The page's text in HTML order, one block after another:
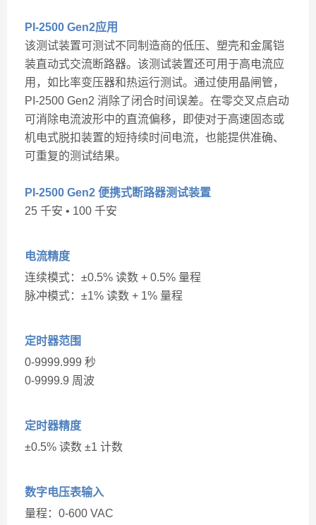
PI-2500 Gen2应用
该测试装置可测试不同制造商的低压、塑壳和金属铠
装直动式交流断路器。该测试装置还可用于高电流应
用，如比率变压器和热运行测试。通过使用晶闸管，
PI-2500 Gen2 消除了闭合时间误差。在零交叉点启动
可消除电流波形中的直流偏移，即使对于高速固态或
机电式脱扣装置的短持续时间电流，也能提供准确、
可重复的测试结果。
PI-2500 Gen2 便携式断路器测试装置
25 千安 • 100 千安
电流精度
连续模式：±0.5% 读数 + 0.5% 量程
脉冲模式：±1% 读数 + 1% 量程
定时器范围
0-9999.999 秒
0-9999.9 周波
定时器精度
±0.5% 读数 ±1 计数
数字电压表输入
量程：0-600 VAC